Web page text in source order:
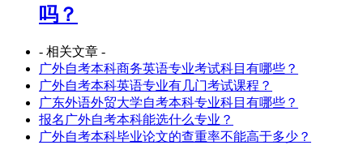
吗？
- 相关文章 -
广外自考本科商务英语专业考试科目有哪些？
广外自考本科英语专业有几门考试课程？
广东外语外贸大学自考本科专业科目有哪些？
报名广外自考本科能选什么专业？
广外自考本科毕业论文的查重率不能高于多少？